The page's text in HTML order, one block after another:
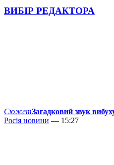
ВИБІР РЕДАКТОРА
СюжетЗагадковий звук
Росія новини — 15:27